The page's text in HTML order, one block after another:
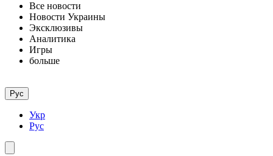
Все новости
Новости Украины
Эксклюзивы
Аналитика
Игры
больше
Рус
Укр
Рус